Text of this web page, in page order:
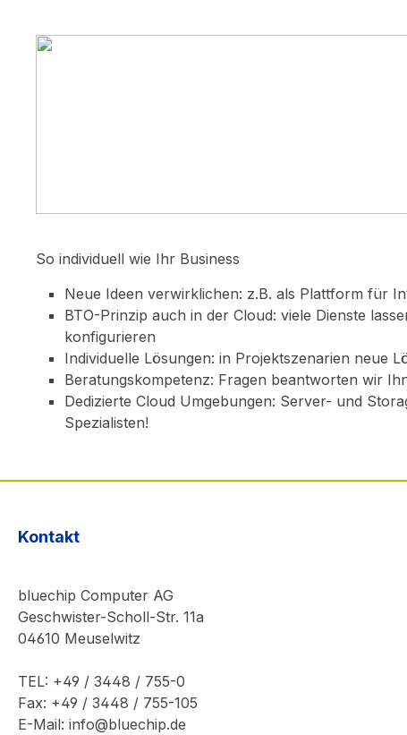
So individuell wie Ihr Business
Neue Ideen verwirklichen: z.B. als Plattform für
BTO-Prinzip auch in der Cloud: viele Dienste
konfigurieren
Individuelle Lösungen: in Projektszenarien neue
Beratungskompetenz: Fragen beantworten wir
Dedizierte Cloud Umgebungen: Server- und
Spezialisten!
Kontakt
bluechip Computer AG
Geschwister-Scholl-Str. 11a
04610 Meuselwitz
TEL: +49 / 3448 / 755-0
Fax: +49 / 3448 / 755-105
E-Mail: info@bluechip.de